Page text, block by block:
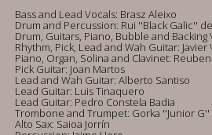
Bass and Lead Vocals: Brasz Aleixo
Drum and Percussion: Rui ''Black Galic''
Drum, Guitars, Piano, Bubble and
Rhythm, Pick, Lead and Wah Guitar: Javier
Piano, Organ, Solina and Clavinet:
Pick Guitar: Joan Martos
Lead and Wah Guitar: Alberto Santiso
Lead Guitar: Luis Tinaquero
Lead Guitar: Pedro Constela Badia
Trombone and Trumpet: Gorka ''Junior
Alto Sax: Saioa Jorrín